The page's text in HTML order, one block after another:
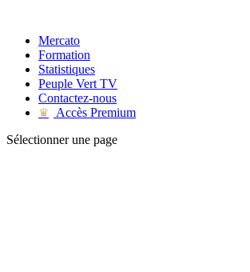
Mercato
Formation
Statistiques
Peuple Vert TV
Contactez-nous
♛
Accès Premium
Sélectionner une page